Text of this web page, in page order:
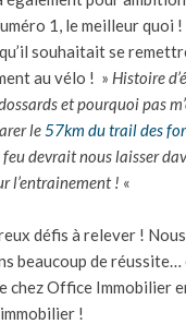
1, le meilleur quoi !
souhaitait se
au vélo ! » Histoire
et pourquoi pas
le57km du trail des
devrait nous laisser
l’entrainement ! «
défis à relever !
beaucoup de réussite…
chez Office Immobilier
!